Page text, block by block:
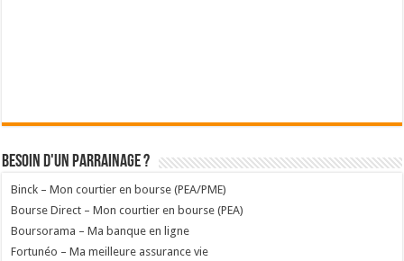
Besoin d'un parrainage ?
Binck – Mon courtier en bourse (PEA/PME)
Bourse Direct – Mon courtier en bourse (PEA)
Boursorama – Ma banque en ligne
Fortunéo – Ma meilleure assurance vie